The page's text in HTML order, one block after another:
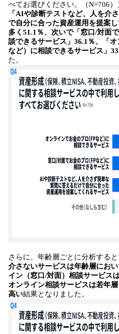
べてお選びください。（N=706）
「AIや診断テストなど、人を介
で自分に合った資産運用を提案
多く51.1％、次いで「窓口/対面
談できるサービス」36.1％、「
など）に相談できるサービス」
た。
さらに、年齢層ごとに分析すると
介さないサービスは年齢層にお
イン（窓口/対面）相談サービス
オンライン相談サービスは若年
高い結果となりました。